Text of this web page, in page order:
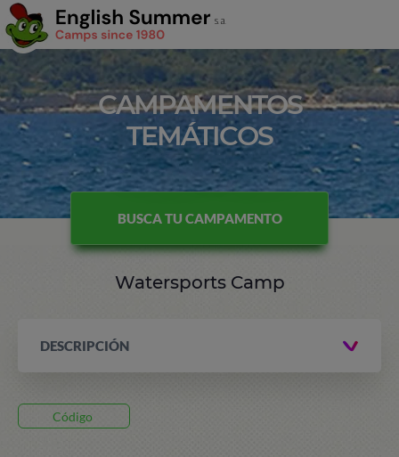
CAMPAMENTOS
TEMÁTICOS
BUSCA TU CAMPAMENTO
Watersports Camp
DESCRIPCIÓN
Código